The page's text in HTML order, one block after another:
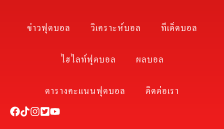
ข่าวฟุตบอล วิเคราะห์บอล
ทีเด็ดบอล
ไฮไลท์ฟุตบอล
ผลบอล
ตารางคะแนนฟุตบอล
ติดต่อเรา